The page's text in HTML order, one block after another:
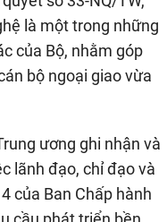
là một trong những
của Bộ, nhằm góp
bộ ngoại giao vừa
ương ghi nhận và
lãnh đạo, chỉ đạo và
của Ban Chấp hành